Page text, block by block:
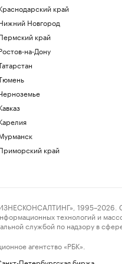
край
Новгород
край
на-Дону
край
1995–2026.
технологий и
службой по надзору в
агентство «РБК».